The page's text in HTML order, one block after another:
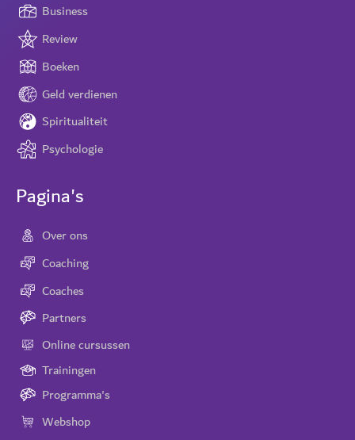
Business
Review
Boeken
Geld verdienen
Spiritualiteit
Psychologie
Pagina's
Over ons
Coaching
Coaches
Partners
Online cursussen
Trainingen
Programma's
Webshop